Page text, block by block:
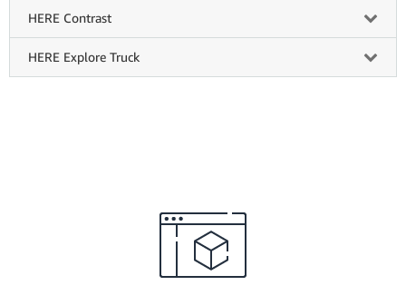
HERE Contrast
HERE Explore Truck